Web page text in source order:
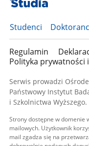
Studenci
Regulamin
Polityka prywatności
Serwis prowadzi
Państwowy Instytut
i Szkolnictwa Wyższego.
Strony dostępne w domenie
mailowych. Użytkownik
mail zgadza się na